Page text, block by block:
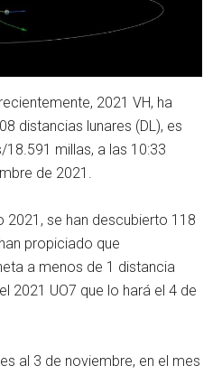
2021 VH, ha
distancias lunares (DL), es
millas, a las 10:33
de 2021.
2021, se han descubierto 118
propiciado que
a menos de 1 distancia
2021 UO7 que lo hará el 4 de
al 3 de noviembre, en el mes